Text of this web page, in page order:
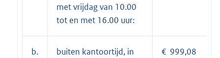
met vrijdag van 10.00
tot en met 16.00 uur:
b.
buiten kantoortijd, in
€ 999,08